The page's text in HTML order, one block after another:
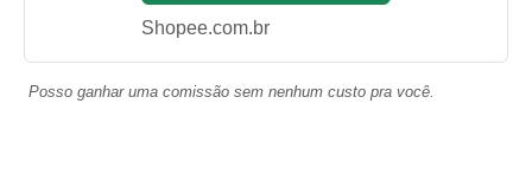
Shopee.com.br
Posso ganhar uma comissão sem nenhum custo pra você.